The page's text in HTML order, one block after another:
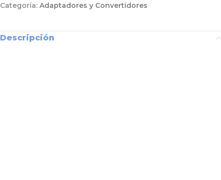
Categoría: Adaptadores y Convertidores
Descripción